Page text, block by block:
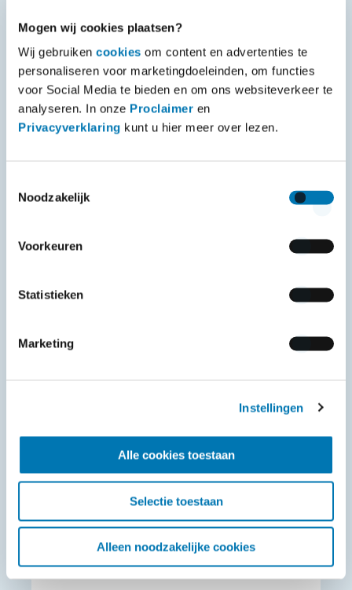
Mogen wij cookies plaatsen?
Wij gebruiken cookies om content en advertenties te
personaliseren voor marketingdoeleinden, om functies
voor Social Media te bieden en om ons websiteverkeer te
analyseren. In onze Proclaimer en
Privacyverklaring kunt u hier meer over lezen.
Noodzakelijk
Voorkeuren
Statistieken
Marketing
Instellingen
Alle cookies toestaan
Selectie toestaan
Alleen noodzakelijke cookies
zekerheid op de meest kostbare
onderdelen van de auto.
Motor
Transmissie
De aandrijving
Het brandstofsysteem